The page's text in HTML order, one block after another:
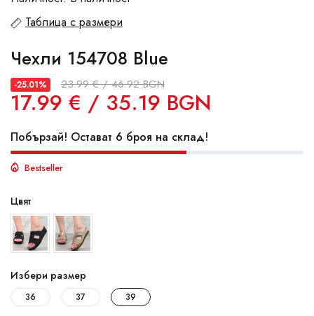
Таблица с размери
Чехли 154708 Blue
-25.01% 23.99 € / 46.92 BGN
17.99 € / 35.19 BGN
Побързай! Остават 6 броя на склад!
Bestseller
Цвят
Избери размер
36 37 39